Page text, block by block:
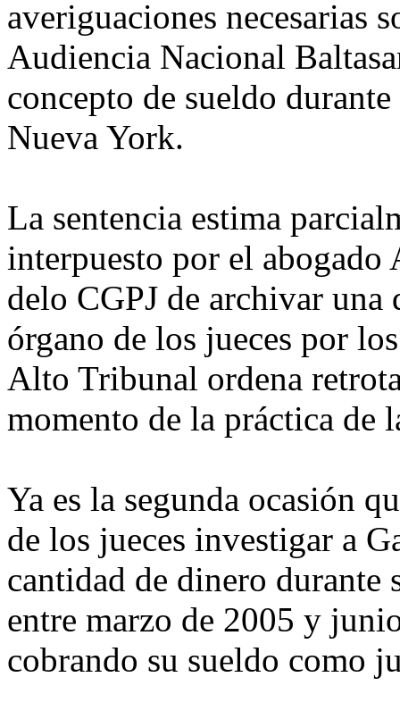
averiguaciones necesarias
Audiencia Nacional
concepto de sueldo
Nueva York.
La sentencia estima
interpuesto por el abogado
delo CGPJ de archivar una
órgano de los jueces por
Alto Tribunal ordena
momento de la práctica de
Ya es la segunda ocasión
de los jueces investigar a
cantidad de dinero durante
entre marzo de 2005 y
cobrando su sueldo como